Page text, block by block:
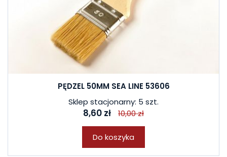
PĘDZEL 50MM SEA LINE 53606
Sklep stacjonarny: 5 szt.
8,60 zł 10,00 zł
Do koszyka